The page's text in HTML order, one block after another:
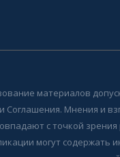
материалов
Соглашения. Мнения и
с точкой
могут содержать